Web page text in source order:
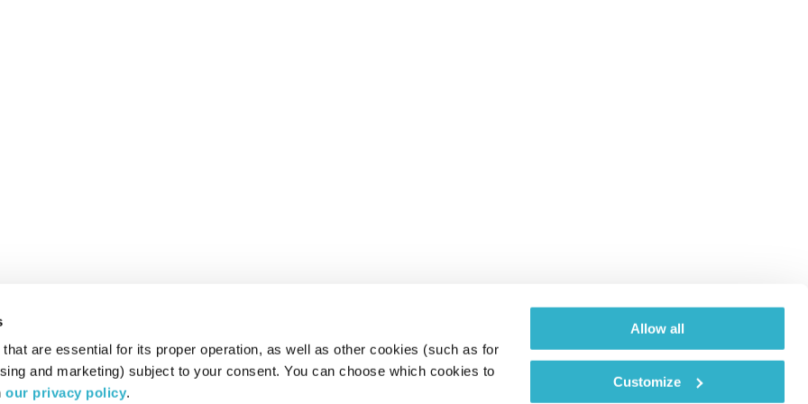
are essential for its proper operation, as well as other cookies (such as for
and marketing) subject to your consent. You can choose which cookies to
our privacy policy.
Allow all
Customize